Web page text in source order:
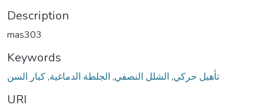
Description
mas303
Keywords
تأهيل حركي, الشلل النصفي, الجلطة الدماغية,كبار السن
URI